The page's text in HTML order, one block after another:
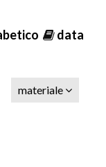
data
materiale